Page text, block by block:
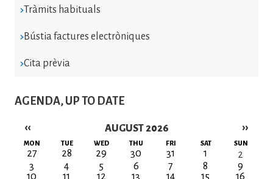
Tràmits habituals
Bústia factures electròniques
Cita prèvia
AGENDA, UP TO DATE
AUGUST 2026
Pagination
‹‹ ››
MON TUE WED THU FRI SAT SUN
27 28 29 30 31 1
2
3
4 5 6 7 8
9
10
11 12 13 14 15
16